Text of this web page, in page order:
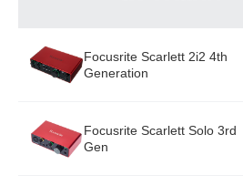
Focusrite Scarlett 2i2 4th
Generation
Focusrite Scarlett Solo 3rd
Gen